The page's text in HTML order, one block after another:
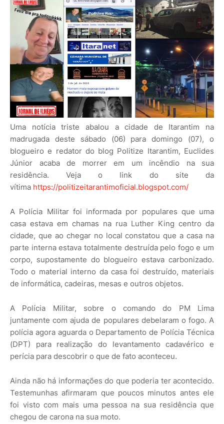
Uma notícia triste abalou a cidade de Itarantim na
madrugada deste sábado (06) para domingo (07), o
blogueiro e redator do blog Politize Itarantim, Euclides
Júnior acaba de morrer em um incêndio na sua
residência. Veja o link do site da
vítima https://politizeitarantimoficial.blogspot.com/
A Polícia Militar foi informada por populares que uma
casa estava em chamas na rua Luther King centro da
cidade, que ao chegar no local constatou que a casa na
parte interna estava totalmente destruída pelo fogo e um
corpo, supostamente do blogueiro estava carbonizado.
Todo o material interno da casa foi destruído, materiais
de informática, cadeiras, mesas e outros objetos.
A Polícia Militar, sobre o comando do PM Lima
juntamente com ajuda de populares debelaram o fogo. A
polícia agora aguarda o Departamento de Polícia Técnica
(DPT) para realização do levantamento cadavérico e
perícia para descobrir o que de fato aconteceu.
Ainda não há informações do que poderia ter acontecido.
Testemunhas afirmaram que poucos minutos antes ele
foi visto com mais uma pessoa na sua residência que
chegou de carona na sua moto.